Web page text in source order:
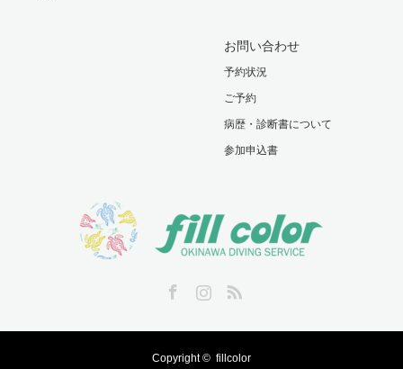
お問い合わせ
予約状況
ご予約
病歴・診断書について
参加申込書
Copyright © fillcolor